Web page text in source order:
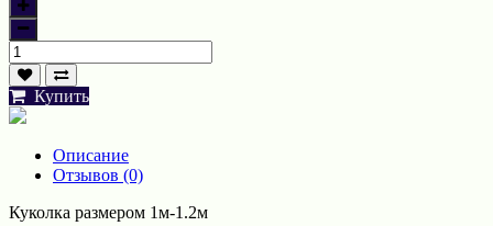
Купить
Описание
Отзывов (0)
Куколка размером 1м-1.2м